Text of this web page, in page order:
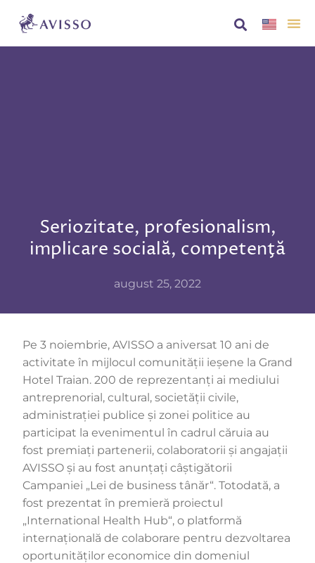
Seriozitate, profesionalism,
implicare socială, competenţă
august 25, 2022
Pe 3 noiembrie, AVISSO a aniversat 10 ani de
activitate în mijlocul comunităţii ieşene la Grand
Hotel Traian. 200 de reprezentanţi ai mediului
antreprenorial, cultural, societăţii civile,
administraţiei publice şi zonei politice au
participat la evenimentul în cadrul căruia au
fost premiaţi partenerii, colaboratorii şi angajaţii
AVISSO şi au fost anunţaţi câştigătorii
Campaniei „Lei de business tânăr“. Totodată, a
fost prezentat în premieră proiectul
„International Health Hub“, o platformă
internaţională de colaborare pentru dezvoltarea
oportunităţilor economice din domeniul